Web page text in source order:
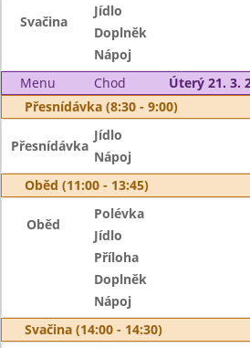
Svačina
Jídlo
Doplněk
Nápoj
Menu
Chod
Úterý 21. 3.
Přesnídávka (8:30 - 9:00)
Přesnídávka
Jídlo
Nápoj
Oběd (11:00 - 13:45)
Oběd
Polévka
Jídlo
Příloha
Doplněk
Nápoj
Svačina (14:00 - 14:30)